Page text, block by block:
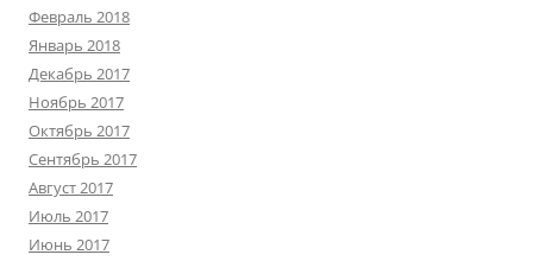
Февраль 2018
Январь 2018
Декабрь 2017
Ноябрь 2017
Октябрь 2017
Сентябрь 2017
Август 2017
Июль 2017
Июнь 2017